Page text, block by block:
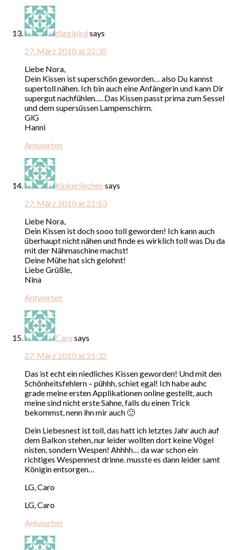
diggibird says
27. März 2010 at 22:32
Liebe Nora,
Dein Kissen ist superschön geworden… also Du kannst
supertoll nähen. Ich bin auch eine Anfängerin und kann Dir
supergut nachfühlen…. Das Kissen passt prima zum Sessel
und dem supersüssen Lampenschirm.
GlG
Hanni
Antworten
Kinkerlinchen says
27. März 2010 at 21:53
Liebe Nora,
Dein Kissen ist doch sooo toll geworden! Ich kann auch
überhaupt nicht nähen und finde es wirklich toll was Du da
mit der Nähmaschine machst!
Deine Mühe hat sich gelohnt!
Liebe Grüßle,
Nina
Antworten
Caro says
27. März 2010 at 21:32
Das ist echt ein niedliches Kissen geworden! Und mit den
Schönheitsfehlern – pühhh, schiet egal! Ich habe auhc
grade meine ersten Applikationen online gestellt, auch
meine sind nicht erste Sahne, falls du einen Trick
bekommst, nenn ihn mir auch 🙂
Dein Liebesnest ist toll, das hatt ich letztes Jahr auch auf
dem Balkon stehen, nur leider wollten dort keine Vögel
nisten, sondern Wespen! Ahhhh… da war schon ein
richtiges Wespennest drinne. musste es dann leider samt
Königin entsorgen…
LG, Caro
LG, Caro
Antworten